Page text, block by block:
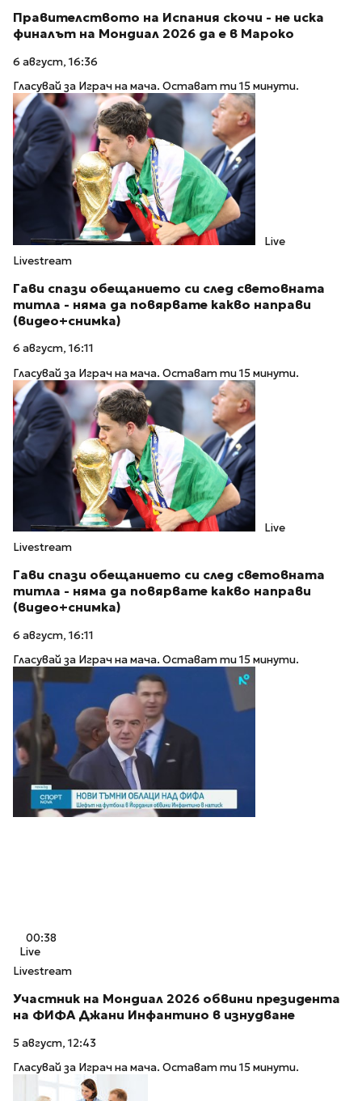
Правителството на Испания скочи - не иска
финалът на Мондиал 2026 да е в Мароко
6 август, 16:36
Гласувай за Играч на мача. Остават ти 15 минути.
Live
Livestream
Гави спази обещанието си след световната
титла - няма да повярвате какво направи
(видео+снимка)
6 август, 16:11
Гласувай за Играч на мача. Остават ти 15 минути.
Live
Livestream
Гави спази обещанието си след световната
титла - няма да повярвате какво направи
(видео+снимка)
6 август, 16:11
Гласувай за Играч на мача. Остават ти 15 минути.
00:38
Live
Livestream
Участник на Мондиал 2026 обвини президента
на ФИФА Джани Инфантино в изнудване
5 август, 12:43
Гласувай за Играч на мача. Остават ти 15 минути.